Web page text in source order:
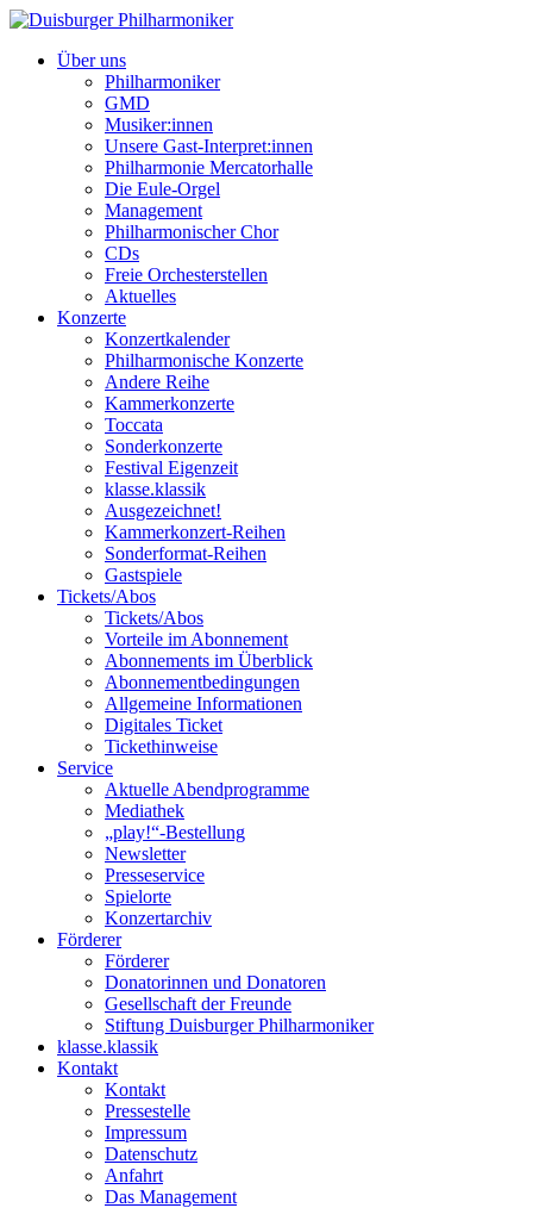
Über uns
Philharmoniker
GMD
Musiker:innen
Unsere Gast-Interpret:innen
Philharmonie Mercatorhalle
Die Eule-Orgel
Management
Philharmonischer Chor
CDs
Freie Orchesterstellen
Aktuelles
Konzerte
Konzertkalender
Philharmonische Konzerte
Andere Reihe
Kammerkonzerte
Toccata
Sonderkonzerte
Festival Eigenzeit
klasse.klassik
Ausgezeichnet!
Kammerkonzert-Reihen
Sonderformat-Reihen
Gastspiele
Tickets/Abos
Tickets/Abos
Vorteile im Abonnement
Abonnements im Überblick
Abonnement­bedingungen
Allgemeine Informationen
Digitales Ticket
Ticket­hinweise
Service
Aktuelle Abendprogramme
Mediathek
„play!“-Bestellung
Newsletter
Presseservice
Spielorte
Konzertarchiv
Förderer
Förderer
Donatorinnen und Donatoren
Gesellschaft der Freunde
Stiftung Duisburger Philharmoniker
klasse.klassik
Kontakt
Kontakt
Pressestelle
Impressum
Datenschutz
Anfahrt
Das Management